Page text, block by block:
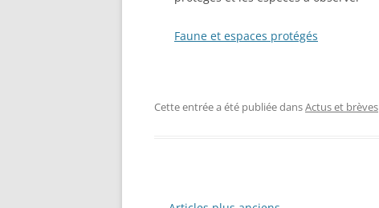
Faune et espaces protégés
Cette entrée a été publiée dansActus et brèves